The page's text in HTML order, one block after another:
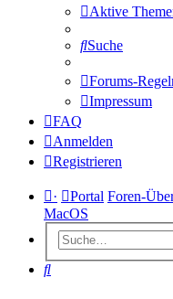
Aktive
Suche
Forums-
Impressum
FAQ
Anmelden
Registrieren
· Portal Foren-
MacOS
Suche